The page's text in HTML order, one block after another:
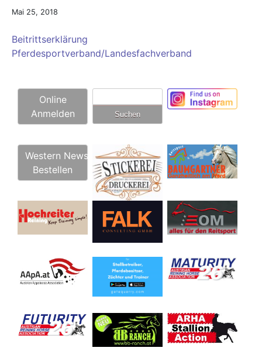
Mai 25, 2018
Beitrittserklärung
Pferdesportverband/Landesfachverband
Online
Anmelden
nach:
Western News
Bestellen